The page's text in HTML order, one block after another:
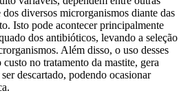
diversos microrganismos diante das
Isto pode acontecer principalmente
dos antibióticos, levando a seleção
Além disso, o uso desses
no tratamento da mastite, gera
descartado, podendo ocasionar